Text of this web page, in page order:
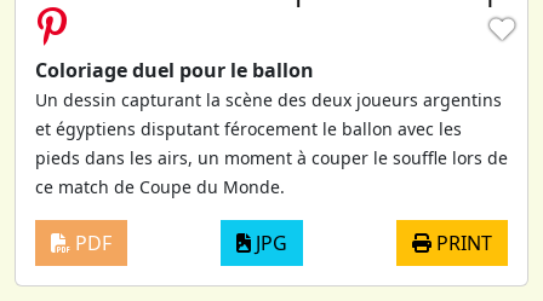
♥
Coloriage duel pour le ballon
Un dessin capturant la scène des deux joueurs argentins
et égyptiens disputant férocement le ballon avec les
pieds dans les airs, un moment à couper le souffle lors de
ce match de Coupe du Monde.
PDF JPG PRINT